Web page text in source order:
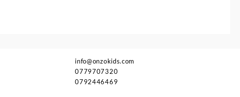
info@onzokids.com
0779707320
0792446469